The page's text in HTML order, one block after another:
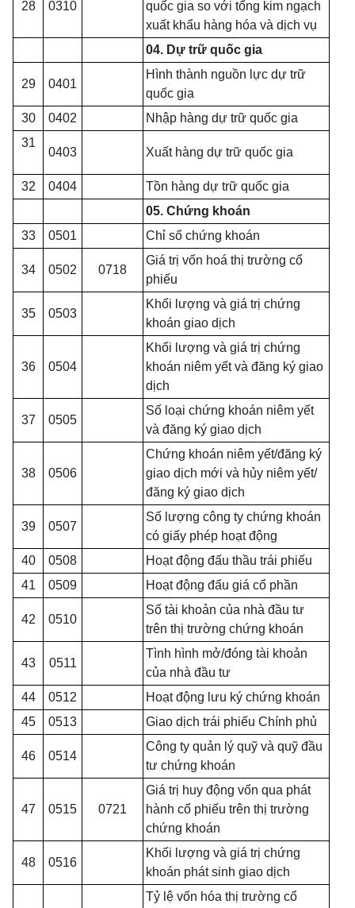
28 0310
quốc gia so với tổng kim ngạch
xuất khẩu hàng hóa và dịch vụ
04. Dự trữ quốc gia
29 0401
Hình thành nguồn lực dự trữ
quốc gia
30
0402
Nhập hàng dự trữ quốc gia
31
0403 Xuất hàng dự trữ quốc gia
32 0404
Tồn hàng dự trữ quốc gia
05. Chứng khoán
33
0501 Chỉ số chứng khoán
34 0502 0718
Giá trị vốn hoá thị trường cổ
phiếu
35 0503
Khối lượng và giá trị chứng
khoán giao dịch
36 0504
Khối lượng và giá trị chứng
khoán niêm yết và đăng ký giao
dịch
37 0505
Số loại chứng khoán niêm yết
và đăng ký giao dịch
38 0506
Chứng khoán niêm yết/đăng ký
giao dịch mới và hủy niêm yết/
đăng ký giao dịch
39 0507
Số lượng công ty chứng khoán
có giấy phép hoạt động
40
0508
Hoạt động đấu thầu trái phiếu
41
0509 Hoạt động đấu giá cổ phần
42 0510
Số tài khoản của nhà đầu tư
trên thị trường chứng khoán
43 0511
Tình hình mở/đóng tài khoản
của nhà đầu tư
44
0512
Hoạt động lưu ký chứng khoán
45
0513 Giao dịch trái phiếu Chính phủ
46 0514
Công ty quản lý quỹ và quỹ đầu
tư chứng khoán
47 0515 0721
Giá trị huy động vốn qua phát
hành cổ phiếu trên thị trường
chứng khoán
48 0516
Khối lượng và giá trị chứng
khoán phát sinh giao dịch
Tỷ lệ vốn hóa thị trường cổ